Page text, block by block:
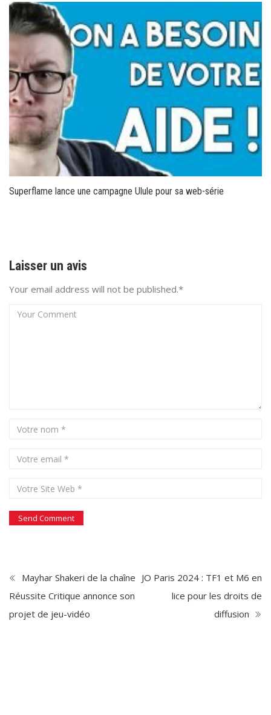
Superflame lance une campagne Ulule pour sa web-série
Laisser un avis
Your email address will not be published.*
Mayhar Shakeri de la chaîne
Réussite Critique annonce son
projet de jeu-vidéo
JO Paris 2024 : TF1 et M6 en
lice pour les droits de
diffusion